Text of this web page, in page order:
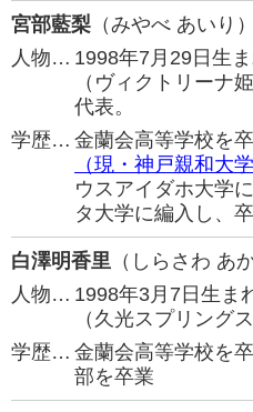
宮部藍梨 （みやべ あいり）
人物… 1998年7月29日生
（ヴィクトリーナ
代表。
学歴… 金蘭会高等学校を
（現・神戸親和大学
ウスアイダホ大学
タ大学に編入し、
白澤明香里 （しらさわ あ
人物… 1998年3月7日生ま
（久光スプリングス
学歴… 金蘭会高等学校を
部を卒業